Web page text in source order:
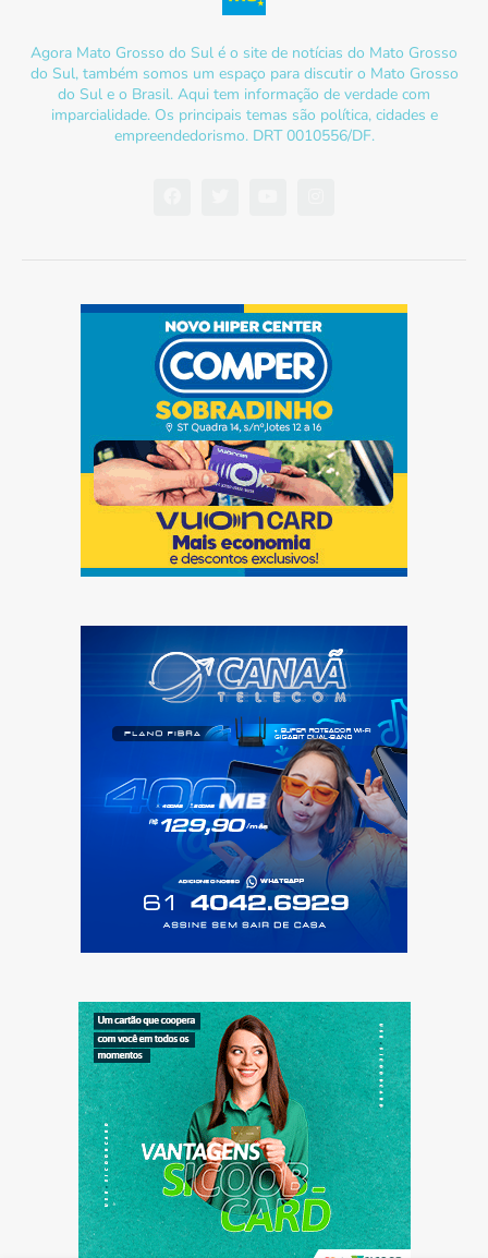
Agora Mato Grosso do Sul é o site de notícias do Mato Grosso
do Sul, também somos um espaço para discutir o Mato Grosso
do Sul e o Brasil. Aqui tem informação de verdade com
imparcialidade. Os principais temas são política, cidades e
empreendedorismo. DRT 0010556/DF.